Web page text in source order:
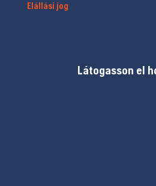
Elállási jog
Látogasson el